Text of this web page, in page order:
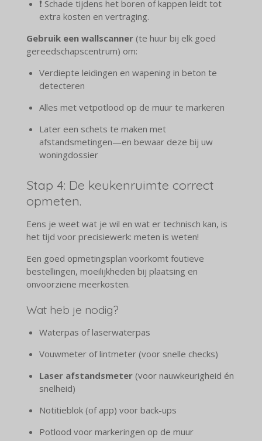
❗ Schade tijdens het boren of kappen leidt tot
extra kosten en vertraging.
Gebruik een wallscanner(te huur bij elk goed
gereedschapscentrum) om:
Verdiepte leidingen en wapening in beton te
detecteren
Alles met vetpotlood op de muur te markeren
Later een schets te maken met
afstandsmetingen—en bewaar deze bij uw
woningdossier
Stap 4: De keukenruimte correct
opmeten.
Eens je weet wat je wil en wat er technisch kan, is
het tijd voor precisiewerk: meten is weten!
Een goed opmetingsplan voorkomt foutieve
bestellingen, moeilijkheden bij plaatsing en
onvoorziene meerkosten.
Wat heb je nodig?
Waterpas of laserwaterpas
Vouwmeter of lintmeter (voor snelle checks)
Laser afstandsmeter (voor nauwkeurigheid én
snelheid)
Notitieblok (of app) voor back-ups
Potlood voor markeringen op de muur